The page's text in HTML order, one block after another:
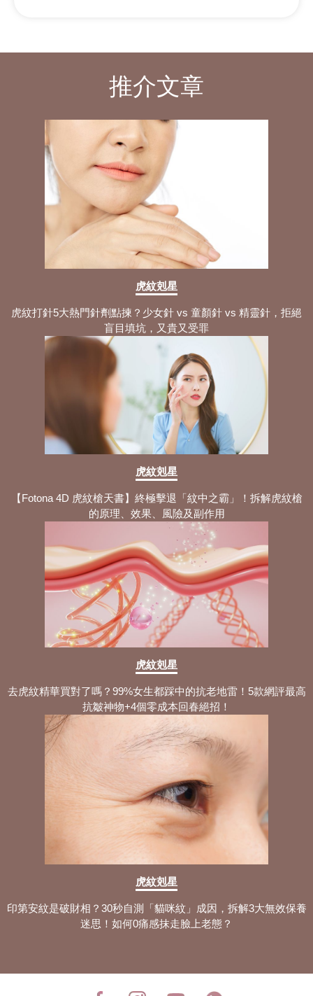
推介文章
虎紋剋星
虎紋打針5大熱門針劑點揀？少女針 vs 童顏針 vs 精靈針，拒絕
盲目填坑，又貴又受罪
虎紋剋星
【Fotona 4D 虎紋槍天書】終極擊退「紋中之霸」！拆解虎紋槍
的原理、效果、風險及副作用
虎紋剋星
去虎紋精華買對了嗎？99%女生都踩中的抗老地雷！5款網評最高
抗皺神物+4個零成本回春絕招！
虎紋剋星
印第安紋是破財相？30秒自測「貓咪紋」成因，拆解3大無效保養
迷思！如何0痛感抹走臉上老態？